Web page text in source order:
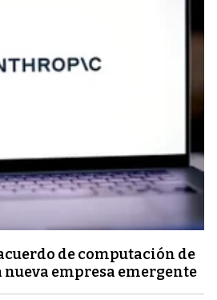
de computación de
nueva empresa emergente